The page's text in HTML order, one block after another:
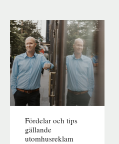
Fördelar och tips
gällande
utomhusreklam